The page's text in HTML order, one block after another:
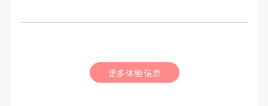
更多体验信息